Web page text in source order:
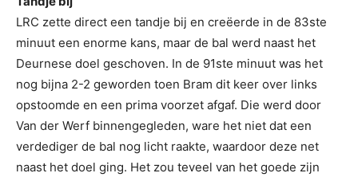
LRC zette direct een tandje bij en creëerde in de 83ste
minuut een enorme kans, maar de bal werd naast het
Deurnese doel geschoven. In de 91ste minuut was het
nog bijna 2-2 geworden toen Bram dit keer over links
opstoomde en een prima voorzet afgaf. Die werd door
Van der Werf binnengegleden, ware het niet dat een
verdediger de bal nog licht raakte, waardoor deze net
naast het doel ging. Het zou teveel van het goede zijn